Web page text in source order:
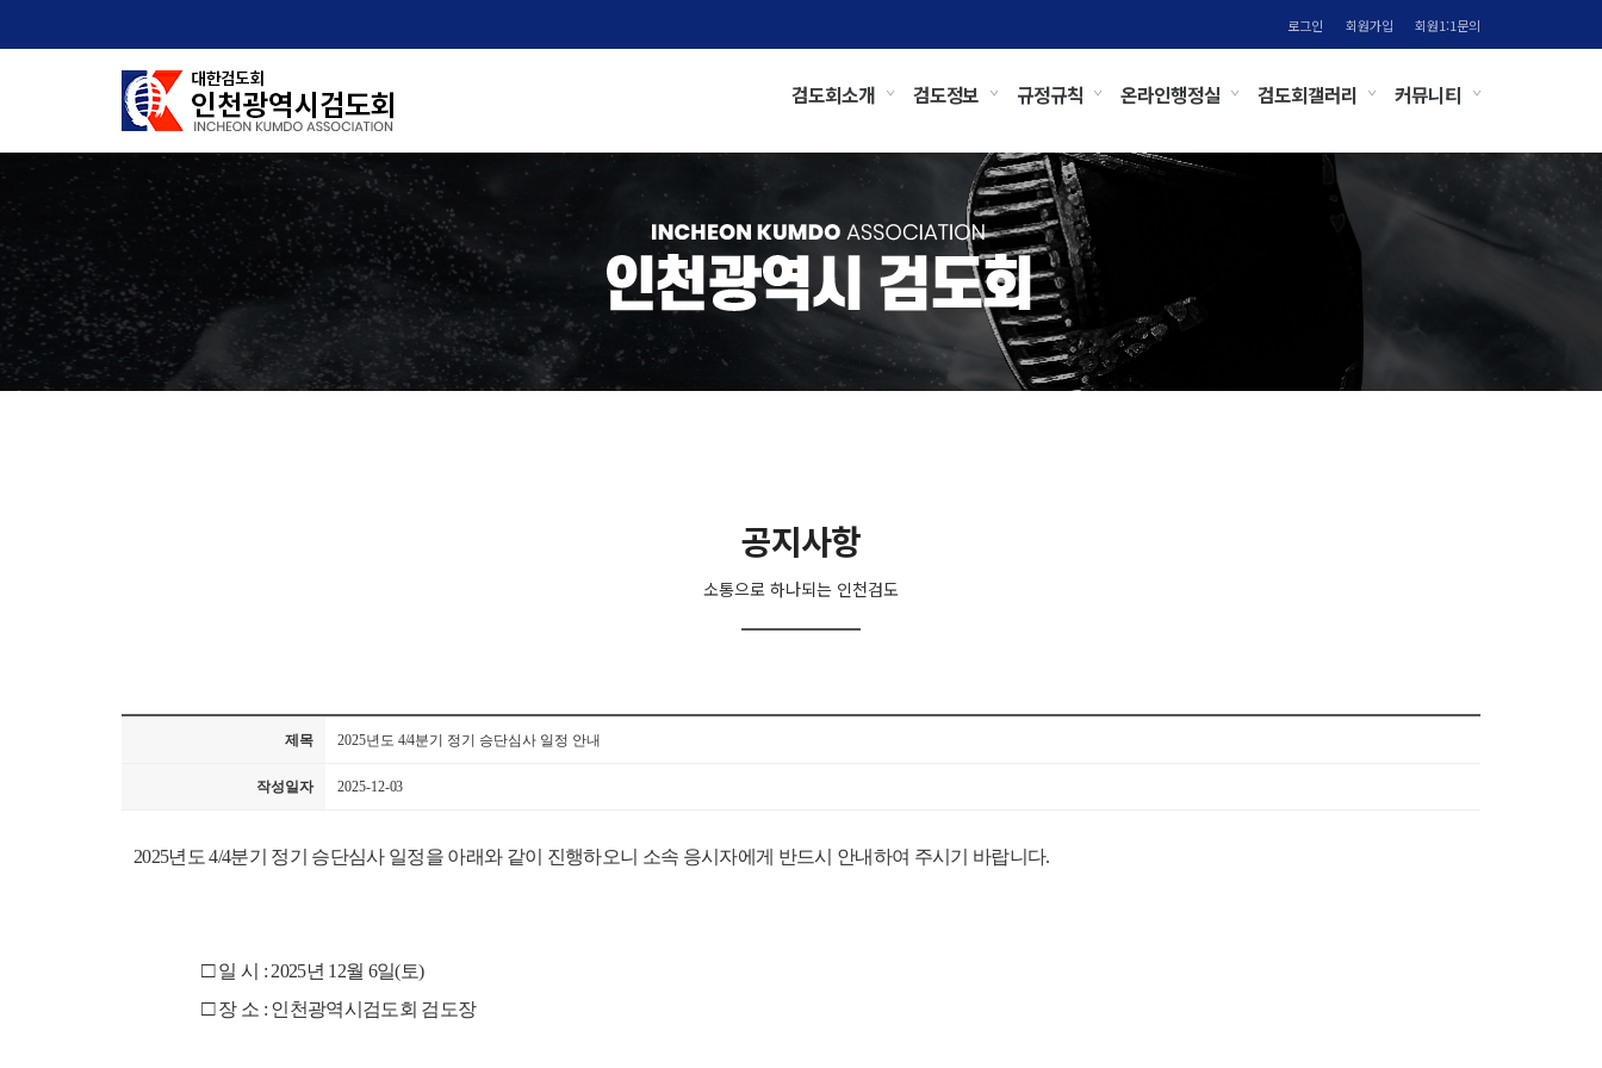
로그인 회원가입 회원1:1문의
검도회소개 검도정보 규정규칙 온라인행정실 검도회갤러리 커뮤니티
공지사항
소통으로 하나되는 인천검도
제목 2025년도 4/4분기 정기 승단심사 일정 안내
작성일자 2025-12-03
2025년도 4/4분기 정기 승단심사 일정을 아래와 같이 진행하오니 소속 응시자에게 반드시 안내하여 주시기 바랍니다.
□ 일 시 : 2025년 12월 6일(토)
□ 장 소 : 인천광역시검도회 검도장